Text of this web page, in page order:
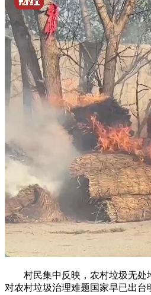
村民集中反映，农村垃圾无
对农村垃圾治理难题国家早已出台